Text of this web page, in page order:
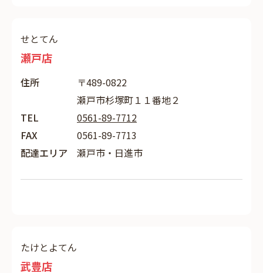
せとてん
瀬戸店
住所
〒489-0822
瀬戸市杉塚町１１番地２
TEL
0561-89-7712
FAX
0561-89-7713
配達エリア
瀬戸市・日進市
たけとよてん
武豊店